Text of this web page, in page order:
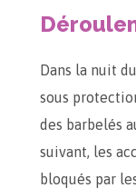
Dans la nuit
sous
des barbelés
suivant, les
bloqués par